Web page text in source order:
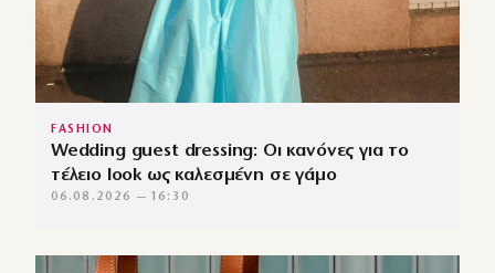
FASHION
Wedding guest dressing: Οι κανόνες για το
τέλειο look ως καλεσμένη σε γάμο
06.08.2026 — 16:30